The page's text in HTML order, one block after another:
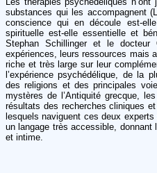
substances qui les accompagnent
conscience qui en découle est-
spirituelle est-elle essentielle et
Stephan Schillinger et le docteur
expériences, leurs ressources mais
riche et très large sur leur
l’expérience psychédélique, de la
des religions et des principales
mystères de l’Antiquité grecque,
résultats des recherches cliniques
lesquels naviguent ces deux
un langage très accessible,
et intime.